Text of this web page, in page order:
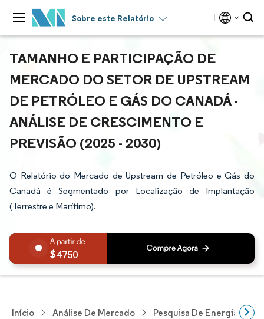
Sobre este Relatório
TAMANHO E PARTICIPAÇÃO DE
MERCADO DO SETOR DE UPSTREAM
DE PETRÓLEO E GÁS DO CANADÁ -
ANÁLISE DE CRESCIMENTO E
PREVISÃO (2025 - 2030)
O Relatório do Mercado de Upstream de Petróleo e Gás do
Canadá é Segmentado por Localização de Implantação
(Terrestre e Marítimo).
4750
Início Análise De Mercado Pesquisa De Energia E